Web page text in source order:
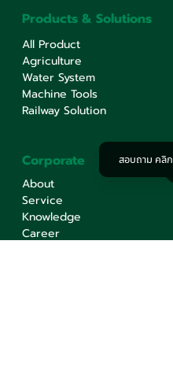
Products & Solutions
All Product
Agriculture
Water System
Machine Tools
Railway Solution
Corporate
About
Service
Knowledge
Career
สอบถาม คลิก